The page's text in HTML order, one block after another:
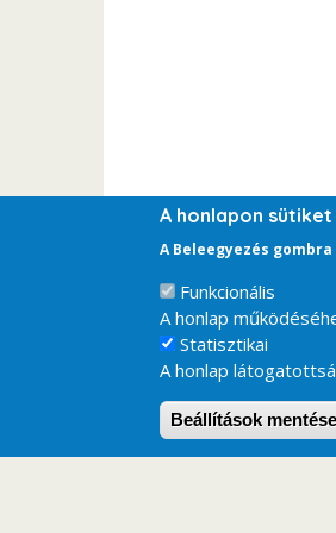
A honlapon
A Beleegyezés
Funkcionális
A honlap
Statisztikai
A honlap
Beállítások mentése